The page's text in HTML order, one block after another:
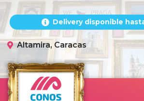
Delivery disponible
Altamira, Caracas